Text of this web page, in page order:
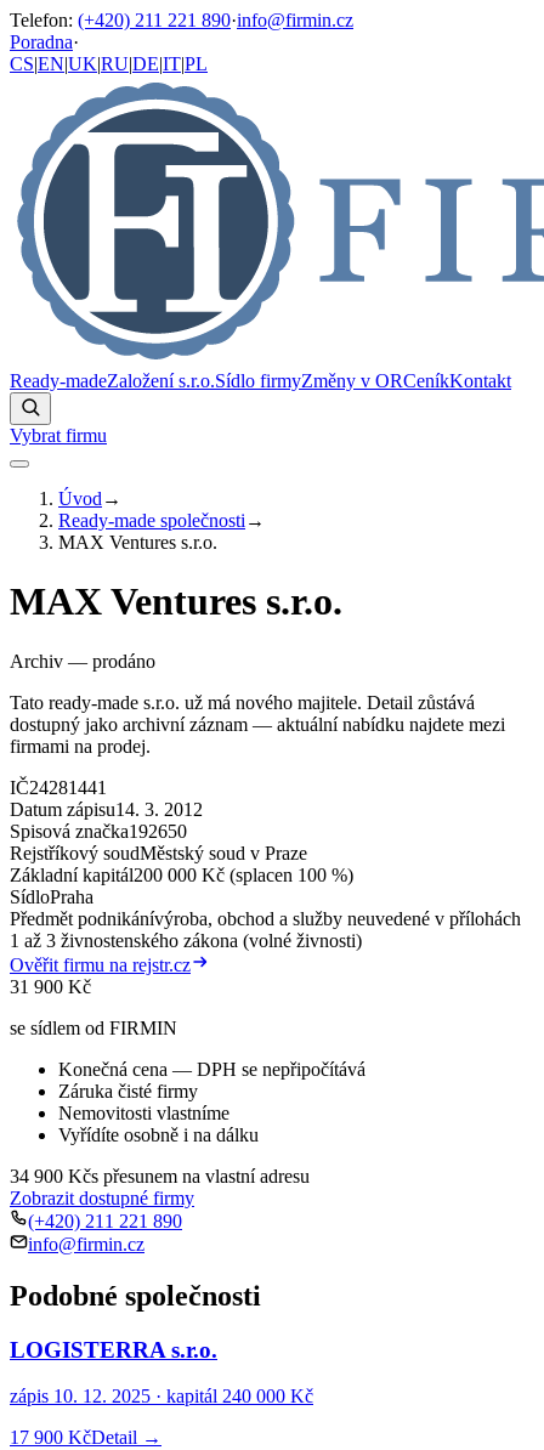
Telefon: (+420) 211 221 890·info@firmin.cz
Poradna·
CS|EN|UK|RU|DE|IT|PL
Ready-madeZaložení s.r.o.Sídlo firmyZměny v ORCeníkKontakt
Vybrat firmu
Úvod →
Ready-made společnosti →
MAX Ventures s.r.o.
MAX Ventures s.r.o.
Archiv — prodáno
Tato ready-made s.r.o. už má nového majitele. Detail zůstává
dostupný jako archivní záznam — aktuální nabídku najdete mezi
firmami na prodej.
IČ24281441
Datum zápisu14. 3. 2012
Spisová značka192650
Rejstříkový soudMěstský soud v Praze
Základní kapitál200 000 Kč (splacen 100 %)
SídloPraha
Předmět podnikánívýroba, obchod a služby neuvedené v přílohách
1 až 3 živnostenského zákona (volné živnosti)
Ověřit firmu na rejstr.cz
31 900 Kč
se sídlem od FIRMIN
Konečná cena — DPH se nepřipočítává
Záruka čisté firmy
Nemovitosti vlastníme
Vyřídíte osobně i na dálku
34 900 Kčs přesunem na vlastní adresu
Zobrazit dostupné firmy
(+420) 211 221 890
info@firmin.cz
Podobné společnosti
LOGISTERRA s.r.o.
zápis 10. 12. 2025 · kapitál 240 000 Kč
17 900 KčDetail →